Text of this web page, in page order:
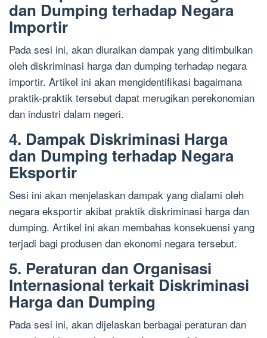
dan Dumping terhadap Negara
Importir
Pada sesi ini, akan diuraikan dampak yang ditimbulkan
oleh diskriminasi harga dan dumping terhadap negara
importir. Artikel ini akan mengidentifikasi bagaimana
praktik-praktik tersebut dapat merugikan perekonomian
dan industri dalam negeri.
4. Dampak Diskriminasi Harga
dan Dumping terhadap Negara
Eksportir
Sesi ini akan menjelaskan dampak yang dialami oleh
negara eksportir akibat praktik diskriminasi harga dan
dumping. Artikel ini akan membahas konsekuensi yang
terjadi bagi produsen dan ekonomi negara tersebut.
5. Peraturan dan Organisasi
Internasional terkait Diskriminasi
Harga dan Dumping
Pada sesi ini, akan dijelaskan berbagai peraturan dan